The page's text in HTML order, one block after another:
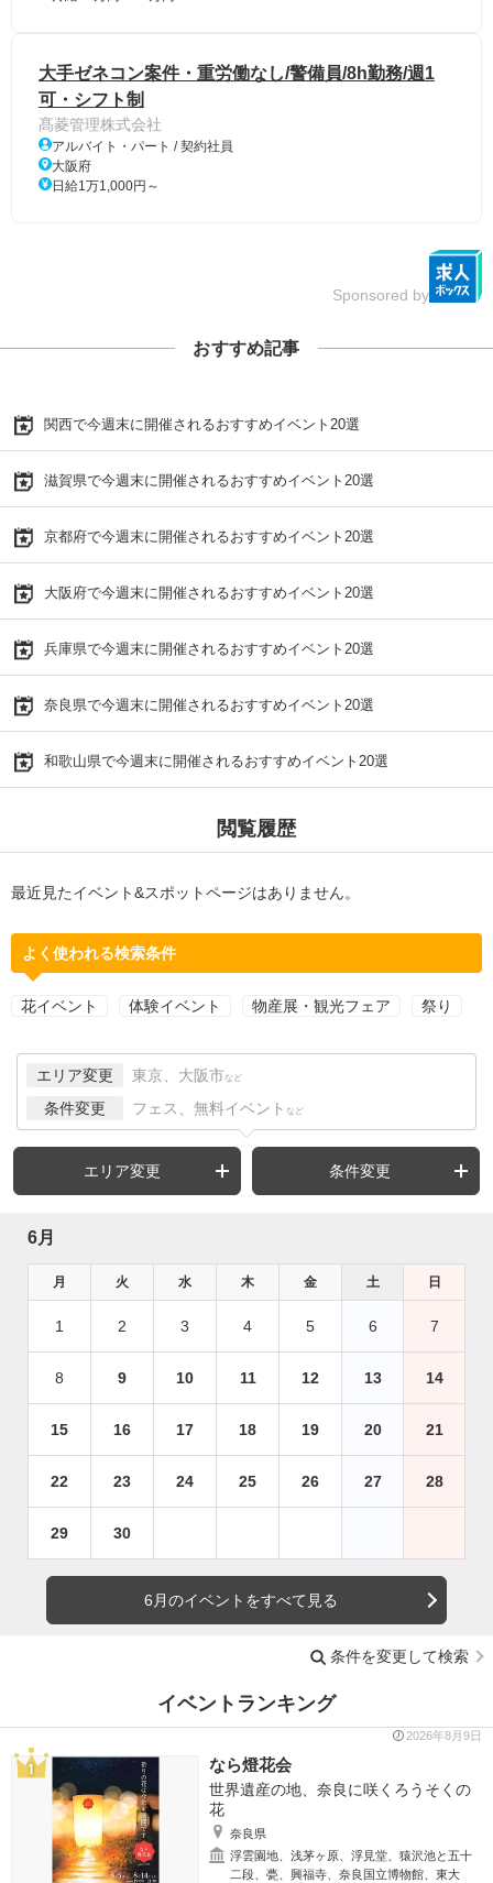
大手ゼネコン案件・重労働なし/警備員/8h勤務/週1
可・シフト制
髙菱管理株式会社
アルバイト・パート / 契約社員
大阪府
日給1万1,000円～
Sponsored by
おすすめ記事
関西で今週末に開催されるおすすめイベント20選
滋賀県で今週末に開催されるおすすめイベント20選
京都府で今週末に開催されるおすすめイベント20選
大阪府で今週末に開催されるおすすめイベント20選
兵庫県で今週末に開催されるおすすめイベント20選
奈良県で今週末に開催されるおすすめイベント20選
和歌山県で今週末に開催されるおすすめイベント20選
閲覧履歴
最近見たイベント&スポットページはありません。
よく使われる検索条件
花イベント 体験イベント 物産展・観光フェア 祭り
エリア変更 東京、大阪市 など
条件変更 フェス、無料イベント など
エリア変更 条件変更
6月
月 火 水 木 金 土 日
1 2 3 4 5 6 7
8 9 10 11 12 13 14
15 16 17 18 19 20 21
22 23 24 25 26 27 28
29 30
6月のイベントをすべて見る
条件を変更して検索
イベントランキング
2026年8月9日
なら燈花会
世界遺産の地、奈良に咲くろうそくの
花
奈良県
浮雲園地、浅茅ヶ原、浮見堂、猿沢池と五十
二段、甍、興福寺、奈良国立博物館、東大